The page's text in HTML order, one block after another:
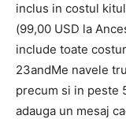
inclus in costul
(99,00 USD la
include toate
23andMe navele
precum si in peste
adauga un mesaj